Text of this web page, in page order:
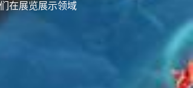
在展览展示领域